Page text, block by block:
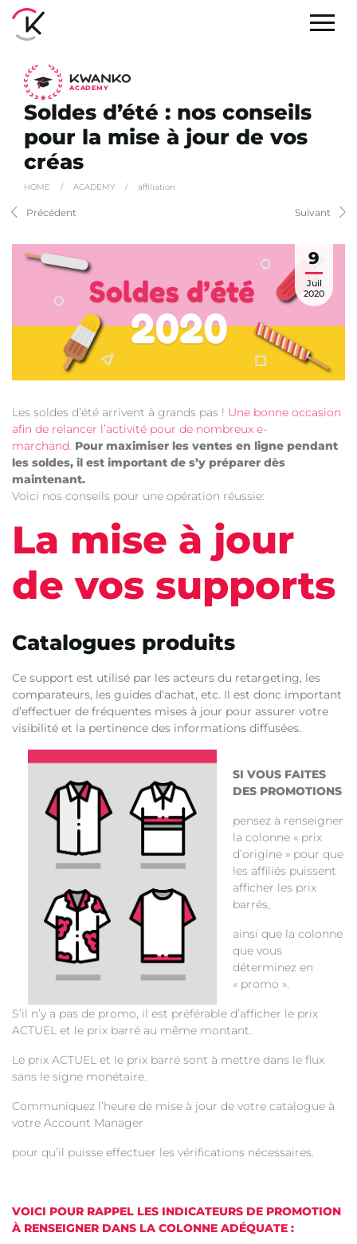
ACADEMY
Soldes d’été : nos conseils
pour la mise à jour de vos
créas
HOME / ACADEMY / affiliation
Précédent Suivant
9
Juil
2020
Les soldes d’été arrivent à grands pas ! Une bonne occasion
afin de relancer l’activité pour de nombreux e-
marchand. Pour maximiser les ventes en ligne pendant
les soldes, il est important de s’y préparer dès
maintenant.
Voici nos conseils pour une opération réussie:
La mise à jour
de vos supports
Catalogues produits
Ce support est utilisé par les acteurs du retargeting, les
comparateurs, les guides d’achat, etc. Il est donc important
d’effectuer de fréquentes mises à jour pour assurer votre
visibilité et la pertinence des informations diffusées.
SI VOUS FAITES
DES PROMOTIONS
pensez à renseigner
la colonne « prix
d’origine » pour que
les affiliés puissent
afficher les prix
barrés,
ainsi que la colonne
que vous
déterminez en
« promo ».
S’il n’y a pas de promo, il est préférable d’afficher le prix
ACTUEL et le prix barré au même montant.
Le prix ACTUEL et le prix barré sont à mettre dans le flux
sans le signe monétaire.
Communiquez l’heure de mise à jour de votre catalogue à
votre Account Manager
pour qu’il puisse effectuer les vérifications nécessaires.
VOICI POUR RAPPEL LES INDICATEURS DE PROMOTION
À RENSEIGNER DANS LA COLONNE ADÉQUATE :